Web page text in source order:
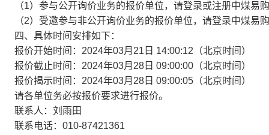
（1）参与公开询价业务的报价单位，请登录或注册中煤易
（2）受邀参与非公开询价业务的报价单位，请登录中煤
四、具体时间安排如下：
报价开始时间：2024年03月21日 14:00:12（北京时间）
报价截止时间：2024年03月28日 09:00:00（北京时间）
报价揭示时间：2024年03月28日 09:00:05（北京时间）
请各单位务必按报价要求进行报价。
联系人：刘雨田
联系电话：010-87421361